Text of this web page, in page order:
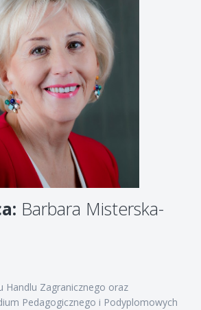
Barbara Misterska-
Handlu Zagranicznego oraz
Pedagogicznego i Podyplomowych